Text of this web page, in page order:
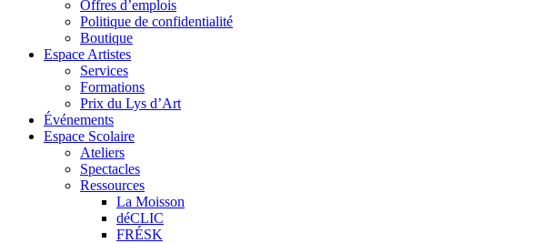
Offres d’emplois
Politique de confidentialité
Boutique
Espace Artistes
Services
Formations
Prix du Lys d’Art
Événements
Espace Scolaire
Ateliers
Spectacles
Ressources
La Moisson
déCLIC
FRÉSK